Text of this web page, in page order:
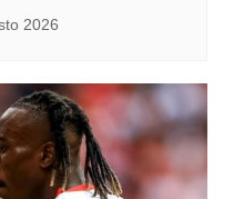
2026